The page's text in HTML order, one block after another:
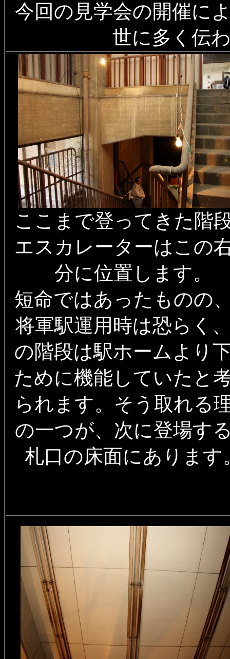
今回の見学会の開催に
世に多く伝
ここまで登ってきた階
エスカレーターはこの
分に位置します。
短命ではあったものの
将軍駅運用時は恐らく
の階段は駅ホームより
ために機能していたと
られます。そう取れる
の一つが、次に登場す
札口の床面にあります